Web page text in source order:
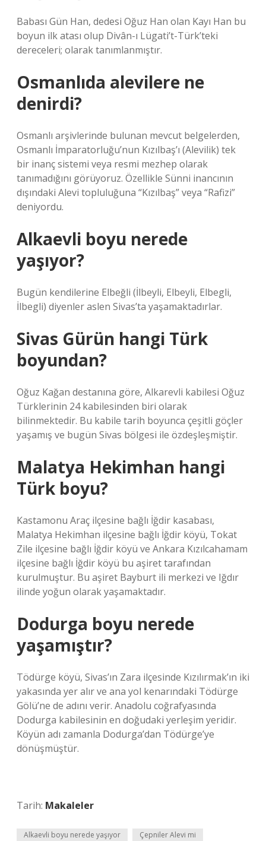
Babası Gün Han, dedesi Oğuz Han olan Kayı Han bu
boyun ilk atası olup Divân-ı Lügati’t-Türk’teki
dereceleri; olarak tanımlanmıştır.
Osmanlıda alevilere ne
denirdi?
Osmanlı arşivlerinde bulunan mevcut belgelerden,
Osmanlı İmparatorluğu’nun Kızılbaş’ı (Alevilik) tek
bir inanç sistemi veya resmi mezhep olarak
tanımadığını görüyoruz. Özellikle Sünni inancının
dışındaki Alevi topluluğuna “Kızılbaş” veya “Rafizi”
deniyordu.
Alkaevli boyu nerede
yaşıyor?
Bugün kendilerine Elbeğli (İlbeyli, Elbeyli, Elbegli,
İlbegli) diyenler aslen Sivas’ta yaşamaktadırlar.
Sivas Gürün hangi Türk
boyundan?
Oğuz Kağan destanına göre, Alkarevli kabilesi Oğuz
Türklerinin 24 kabilesinden biri olarak
bilinmektedir. Bu kabile tarih boyunca çeşitli göçler
yaşamış ve bugün Sivas bölgesi ile özdeşleşmiştir.
Malatya Hekimhan hangi
Türk boyu?
Kastamonu Araç ilçesine bağlı İğdir kasabası,
Malatya Hekimhan ilçesine bağlı İğdir köyü, Tokat
Zile ilçesine bağlı İğdir köyü ve Ankara Kızılcahamam
ilçesine bağlı İğdir köyü bu aşiret tarafından
kurulmuştur. Bu aşiret Bayburt ili merkezi ve Iğdır
ilinde yoğun olarak yaşamaktadır.
Dodurga boyu nerede
yaşamıştır?
Tödürge köyü, Sivas’ın Zara ilçesinde Kızılırmak’ın iki
yakasında yer alır ve ana yol kenarındaki Tödürge
Gölü’ne de adını verir. Anadolu coğrafyasında
Dodurga kabilesinin en doğudaki yerleşim yeridir.
Köyün adı zamanla Dodurga’dan Tödürge’ye
dönüşmüştür.
Tarih: Makaleler
Alkaevli boyu nerede yaşıyor Çepniler Alevi mi